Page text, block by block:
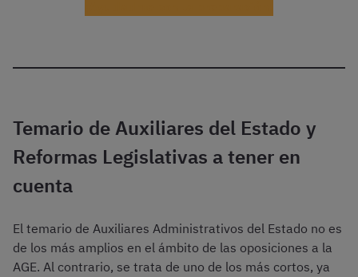
Temario de Auxiliares del Estado y
Reformas Legislativas a tener en
cuenta
El temario de Auxiliares Administrativos del Estado no es
de los más amplios en el ámbito de las oposiciones a la
AGE. Al contrario, se trata de uno de los más cortos, ya